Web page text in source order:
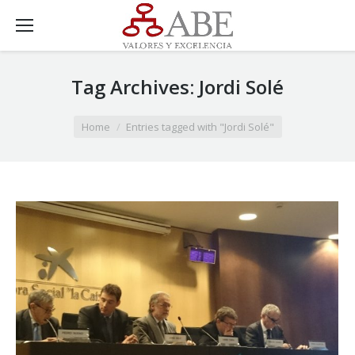
Tag Archives: Jordi Solé
Home Entries tagged with "Jordi Solé"